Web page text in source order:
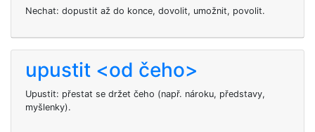
Nechat: dopustit až do konce, dovolit, umožnit, povolit.
upustit <od čeho>
Upustit: přestat se držet čeho (např. nároku, představy,
myšlenky).